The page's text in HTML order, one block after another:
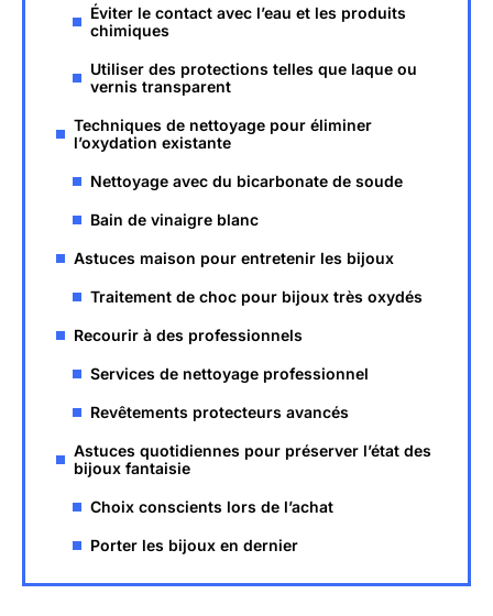
Éviter le contact avec l’eau et les produits
chimiques
Utiliser des protections telles que laque ou
vernis transparent
Techniques de nettoyage pour éliminer
l’oxydation existante
Nettoyage avec du bicarbonate de soude
Bain de vinaigre blanc
Astuces maison pour entretenir les bijoux
Traitement de choc pour bijoux très oxydés
Recourir à des professionnels
Services de nettoyage professionnel
Revêtements protecteurs avancés
Astuces quotidiennes pour préserver l’état des
bijoux fantaisie
Choix conscients lors de l’achat
Porter les bijoux en dernier